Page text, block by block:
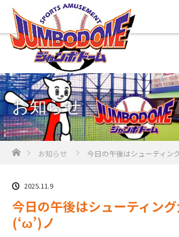
お知らせ
ホームお知らせ 今日の午後はシューティン
2025.11.9
今日の午後はシューティン
(‘ω’)ノ